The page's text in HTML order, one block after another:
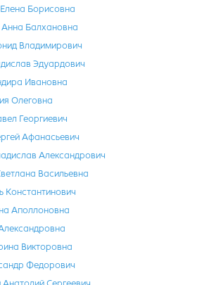
Борисовна
Балхановна
Владимирович
Эдуардович
Ивановна
Олеговна
Георгиевич
Афанасьевич
Александрович
Васильевна
Константинович
Аполлоновна
Викторовна
Федорович